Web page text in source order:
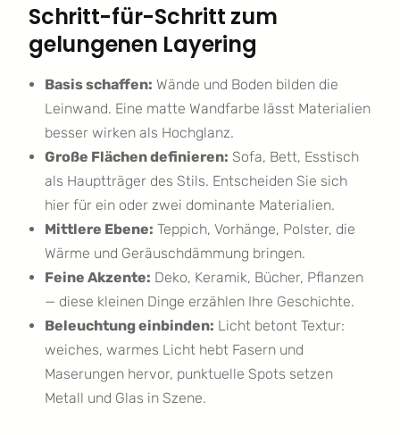
Schritt-für-Schritt zum
gelungenen Layering
Basis schaffen: Wände und Boden bilden die
Leinwand. Eine matte Wandfarbe lässt Materialien
besser wirken als Hochglanz.
Große Flächen definieren: Sofa, Bett, Esstisch
als Hauptträger des Stils. Entscheiden Sie sich
hier für ein oder zwei dominante Materialien.
Mittlere Ebene: Teppich, Vorhänge, Polster, die
Wärme und Geräuschdämmung bringen.
Feine Akzente: Deko, Keramik, Bücher, Pflanzen
— diese kleinen Dinge erzählen Ihre Geschichte.
Beleuchtung einbinden: Licht betont Textur:
weiches, warmes Licht hebt Fasern und
Maserungen hervor, punktuelle Spots setzen
Metall und Glas in Szene.